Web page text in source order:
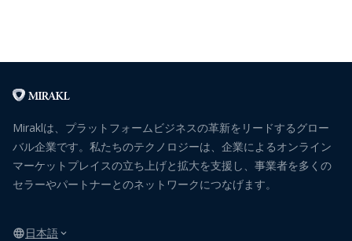
Miraklは、プラットフォームビジネスの革新をリードするグロー
バル企業です。私たちのテクノロジーは、企業によるオンライン
マーケットプレイスの立ち上げと拡大を支援し、事業者を多くの
セラーやパートナーとのネットワークにつなげます。
日本語